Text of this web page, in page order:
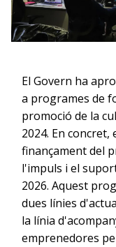
El Govern ha
a programes de
promoció de la
2024. En
finançament del
l'impuls i el
2026. Aquest
dues línies
la línia
emprenedores